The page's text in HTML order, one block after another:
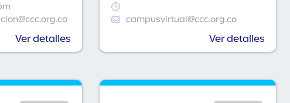
Ver detalles
campusvirtual@ccc.org.co
Ver detalles